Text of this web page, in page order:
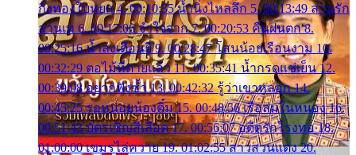
กิ่งทองใบหยก 4. 00:10:35 น้ำนิ่งไหลลึก 5. 00:13:49 ลานรัก
ลานเท 6. 00:17:06 จำใจจาก 7. 00:20:53 คืนฝนตก 8.
00:25:16 น้ำลงเดือนยี่ 9. 00:28:47 โสนน้อยเรือนงาม 10.
00:32:29 ตอไม้ที่ตายแล้ว 11. 00:35:41 น้ำกรดแช่เย็น 12.
00:39:08 อยากฟังซ้ำ 13. 00:42:32 รู้ว่าเขาหลอก 14.
00:45:25 รอหน่อยน้องติ๋ม 15. 00:48:56 เรือล่มในหนอง 16.
00:51:43 บัตรเชิญสีเลือด 17. 00:56:07 อดีตรักโรงทอ 18.
01:00:00 เขมรไล่ควาย 19. 01:02:55 สาวสวนแตง 20.